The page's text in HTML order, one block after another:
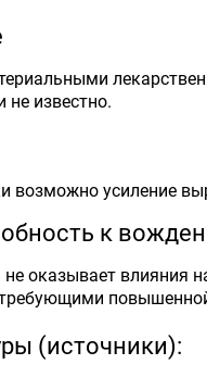
не известно.
возможно усиление
к
оказывает влияния
(источники):